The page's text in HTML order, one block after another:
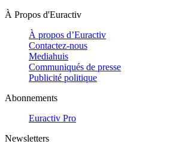
À Propos d'Euractiv
À propos d’Euractiv
Contactez-nous
Mediahuis
Communiqués de presse
Publicité politique
Abonnements
Euractiv Pro
Newsletters